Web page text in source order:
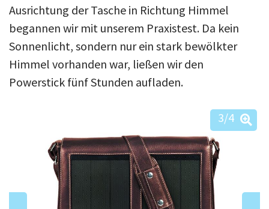
Ausrichtung der Tasche in Richtung Himmel
begannen wir mit unserem Praxistest. Da kein
Sonnenlicht, sondern nur ein stark bewölkter
Himmel vorhanden war, ließen wir den
Powerstick fünf Stunden aufladen.
3/4